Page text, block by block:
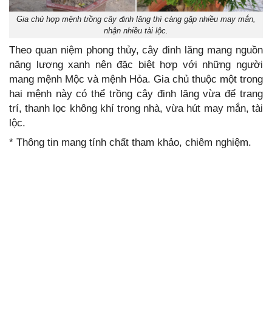
Gia chủ hợp mệnh trồng cây đinh lăng thì càng gặp nhiều may mắn,
nhận nhiều tài lộc.
Theo quan niệm phong thủy, cây đinh lăng mang nguồn
năng lượng xanh nên đặc biệt hợp với những người
mang mệnh Mộc và mệnh Hỏa. Gia chủ thuộc một trong
hai mệnh này có thể trồng cây đinh lăng vừa để trang
trí, thanh lọc không khí trong nhà, vừa hút may mắn, tài
lộc.
* Thông tin mang tính chất tham khảo, chiêm nghiệm.